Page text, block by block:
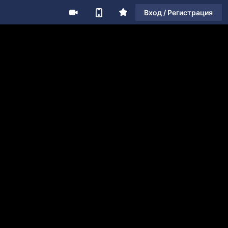
Вход / Регистрация